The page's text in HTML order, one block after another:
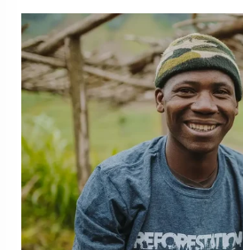
Pituus: